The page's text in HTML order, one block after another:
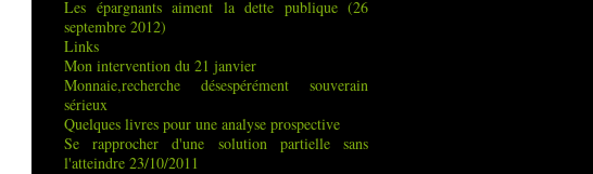
Les épargnants aiment la dette publique (26
septembre 2012)
Links
Mon intervention du 21 janvier
Monnaie,recherche désespérément souverain
sérieux
Quelques livres pour une analyse prospective
Se rapprocher d'une solution partielle sans
l'atteindre 23/10/2011